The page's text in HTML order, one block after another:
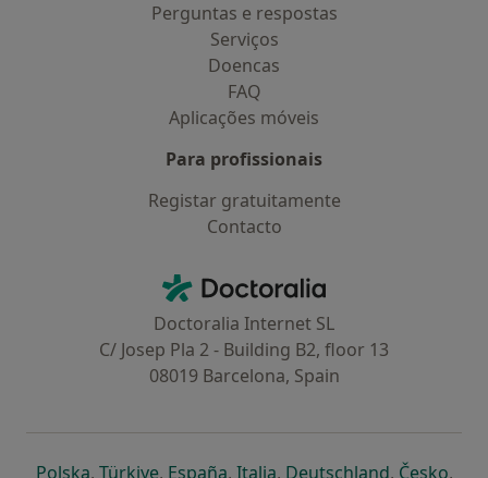
Perguntas e respostas
Serviços
Doencas
FAQ
Aplicações móveis
Para profissionais
Registar gratuitamente
Contacto
Doctoralia - Homepage
Doctoralia Internet SL
C/ Josep Pla 2 - Building B2, floor 13
08019 Barcelona, Spain
Polskaabre num novo separador
, Türkiyeabre num novo separador
, Españaabre num novo separador
, Italiaabre num novo
, Deutschlandabre num
, Česko,